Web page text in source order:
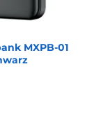
MXPB-01